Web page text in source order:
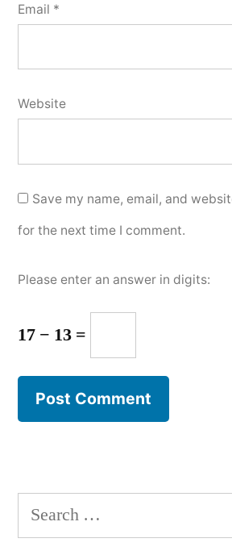
Email *
Website
Save my name, email, and
for the next time I comment.
Please enter an answer in digits:
17 − 13 =
Search
for: